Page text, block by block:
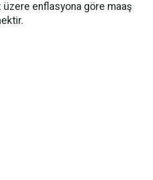
üzere enflasyona göre maaş